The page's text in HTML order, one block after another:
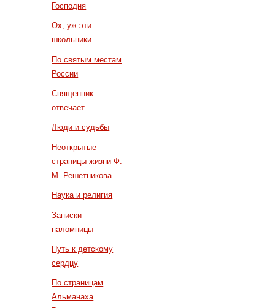
Господня
Ох, уж эти
школьники
По святым местам
России
Священник
отвечает
Люди и судьбы
Неоткрытые
страницы жизни Ф.
М. Решетникова
Наука и религия
Записки
паломницы
Путь к детскому
сердцу
По страницам
Альманаха